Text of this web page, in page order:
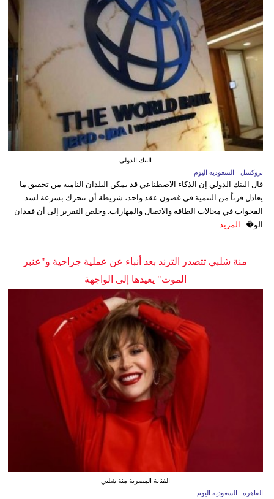
البنك الدولي
بروكسل - السعوديه اليوم
قال البنك الدولي إن الذكاء الاصطناعي قد يمكن البلدان النامية من تحقيق ما
يعادل قرناً من التنمية في غضون عقد واحد، شريطة أن تتحرك بسرعة لسد
الفجوات في مجالات الطاقة والاتصال والمهارات. وخلص التقرير إلى أن فقدان
الو�... المزيد
منة شلبي تتصدر الترند بعد أنباء عن عملية جراحية و"عنبر
الموت" يعيدها إلى الواجهة
الفنانة المصرية منة شلبي
القاهرة ـ السعودية اليوم